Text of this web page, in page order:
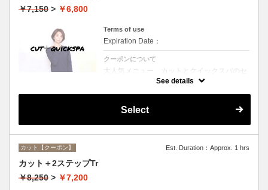
￥7,150 > ￥6,800
Terms of use
Expiration Date：
クーポンについて
大人気メニュー、カットとクイックスパのセ
ットメニュー。本場バリ式クイックスパで頭
See details
Select
カット【クーポン】 Est. Duration：Approx. 1 hrs
カット＋2ステップTr
￥8,250 > ￥7,200